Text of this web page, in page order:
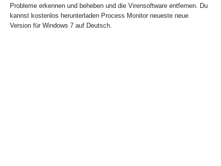
Probleme erkennen und beheben und die Virensoftware entfernen. Du
kannst kostenlos herunterladen Process Monitor neueste neue
Version für Windows 7 auf Deutsch.